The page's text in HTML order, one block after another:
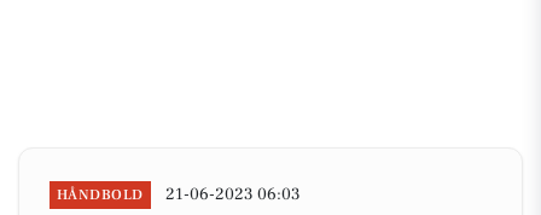
HÅNDBOLD 21-06-2023 06:03